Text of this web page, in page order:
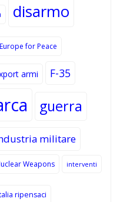
disarmo
Europe for Peace
armi F-35
guerra
militare
Weapons interventi
ripensaci